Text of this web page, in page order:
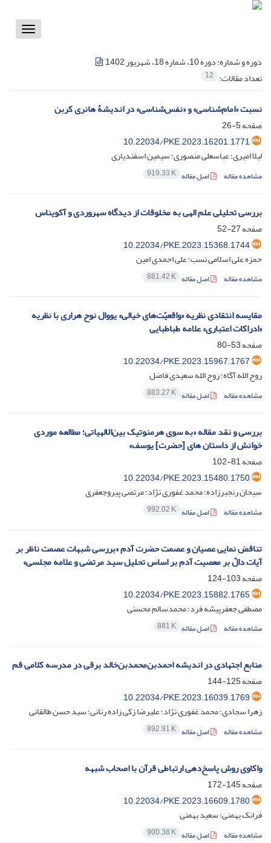
Toggle
دوره و شماره:دوره 10، شماره 18، شهریور 1402
تعداد مقالات: 12
نسبت «امام‌شناسی» و «نفس‌شناسی» در اندیشۀ هانری کربن
صفحه5-26
10.22034/PKE.2023.16201.1771
لیلا امیری؛ عباسعلی منصوری؛ سیمین اسفندیاری
مشاهده مقاله اصل مقاله 919.33 K
بررسی تحلیلی علم الهی به مخلوقات از دیدگاه سهروردی و آکویناس
صفحه27-52
10.22034/PKE.2023.15368.1744
حمزه علی اسلامی نسب؛ علی احمدی امین
مشاهده مقاله اصل مقاله 881.42 K
مقایسه انتقادی نظریه «واقعیّت‌های خیالی» یووال نوح هراری با نظریه
«ادراکات اعتباری» علامه طباطبایی
صفحه53-80
10.22034/PKE.2023.15967.1767
روح الله آگاه؛ روح الله سعیدی فاضل
مشاهده مقاله اصل مقاله 883.27 K
بررسی و نقد مقاله «به سوی هرمنوتیک بین‌الالهیاتی؛ مطالعه موردی
خوانش از داستان های [حضرت] یوسف»
صفحه81-102
10.22034/PKE.2023.15480.1750
سبحان رنجبرزاده؛ محمد غفوری نژاد؛ مرتضی پیروجعفری
مشاهده مقاله اصل مقاله 992.02 K
تناقض‌ نمایی عصیان و عصمت حضرت آدم «بررسی شبهات عصمت ناظر بر
آیات دالّ بر معصیت آدم بر اساس تحلیل سید مرتضی و علامه مجلسی»
صفحه103-124
10.22034/PKE.2023.15882.1765
مصطفی جعفرپیشه فرد؛ محمدسالم محسنی
مشاهده مقاله اصل مقاله 881 K
منابع اجتهادی در اندیشه احمدبن‌محمد‌بن‌خالد برقی در مدرسه کلامی قم
صفحه125-144
10.22034/PKE.2023.16039.1769
زهرا سجادی؛ محمد غفوری نژاد؛ علیرضا زکی زاده رنانی؛ سید حسن طالقانی
مشاهده مقاله اصل مقاله 892.91 K
واکاوی روش پاسخ‌دهی ارتباطی قرآن با اصحاب شبهه
صفحه145-172
10.22034/PKE.2023.16609.1780
فرانک بهمنی؛ سعید بهمنی
مشاهده مقاله اصل مقاله 900.38 K